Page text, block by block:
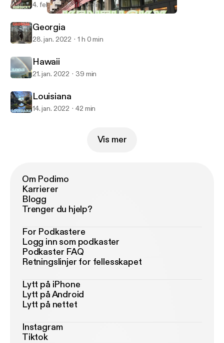
50 States of Mind
4. feb. 2022 1 h 0 min
Georgia
28. jan. 2022 1 h 0 min
Hawaii
21. jan. 2022 39 min
Louisiana
14. jan. 2022 42 min
Vis mer
Om Podimo
Karrierer
Blogg
Trenger du hjelp?
For Podkastere
Logg inn som podkaster
Podkaster FAQ
Retningslinjer for fellesskapet
Lytt på iPhone
Lytt på Android
Lytt på nettet
Instagram
Tiktok